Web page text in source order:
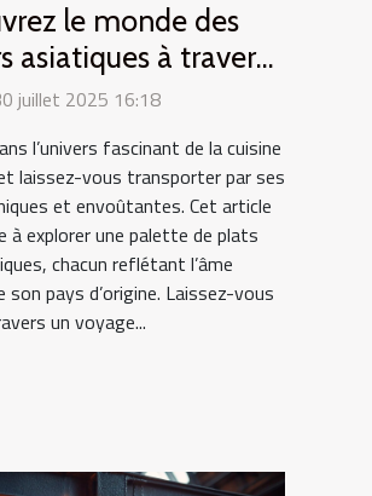
le monde des
asiatiques à travers
typiques
juillet 2025 16:18
l’univers fascinant de la cuisine
laissez-vous transporter par ses
et envoûtantes. Cet article
à explorer une palette de plats
chacun reflétant l’âme
son pays d’origine. Laissez-vous
un voyage...